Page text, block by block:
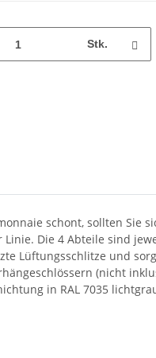
Stk.
schont, sollten Sie
Die 4 Abteile sind
Lüftungsschlitze und
(nicht
in RAL 7035